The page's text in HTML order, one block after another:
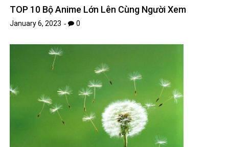
TOP 10 Bộ Anime Lớn Lên Cùng Người Xem
January 6, 2023 0